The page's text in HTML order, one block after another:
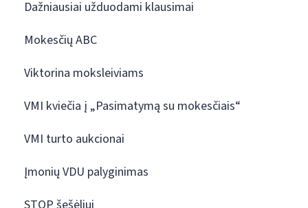
Dažniausiai užduodami klausimai
Mokesčių ABC
Viktorina moksleiviams
VMI kviečia į „Pasimatymą su mokesčiais“
VMI turto aukcionai
Įmonių VDU palyginimas